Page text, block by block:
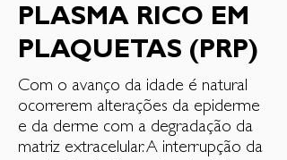
PLASMA RICO EM
PLAQUETAS (PRP)
Com o avanço da idade é natural
ocorrerem alterações da epiderme
e da derme com a degradação da
matriz extracelular. A interrupção da